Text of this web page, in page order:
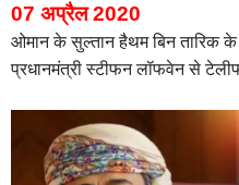
07 अप्रैल 2020
ओमान के सुल्‍तान हैथम बिन तारिक
प्रधानमंत्री स्टीफन लॉफवेन से